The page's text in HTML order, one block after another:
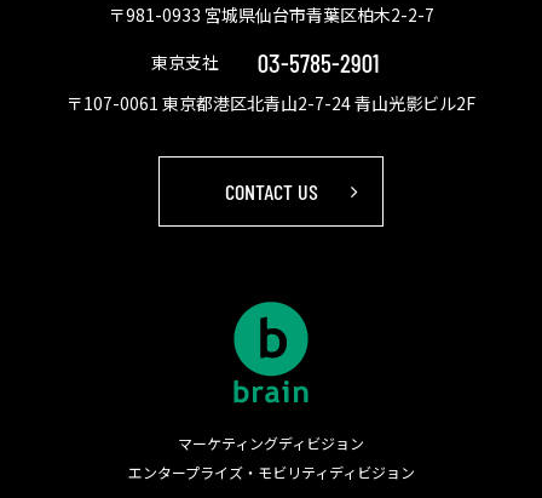
〒981-0933 宮城県仙台市青葉区柏木2-2-7
東京支社
03-5785-2901
〒107-0061 東京都港区北青山2-7-24 青山光影ビル2F
CONTACT US
マーケティングディビジョン
エンタープライズ・モビリティディビジョン